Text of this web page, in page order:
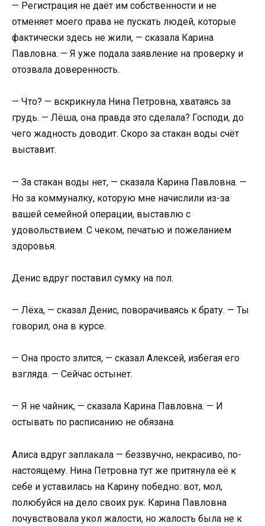
— Регистрация не даёт им собственности и не
отменяет моего права не пускать людей, которые
фактически здесь не жили, — сказала Карина
Павловна. — Я уже подала заявление на проверку и
отозвала доверенность.
— Что? — вскрикнула Нина Петровна, хватаясь за
грудь. — Лёша, она правда это сделала? Господи, до
чего жадность доводит. Скоро за стакан воды счёт
выставит.
— За стакан воды нет, — сказала Карина Павловна. —
Но за коммуналку, которую мне начислили из-за
вашей семейной операции, выставлю с
удовольствием. С чеком, печатью и пожеланием
здоровья.
Денис вдруг поставил сумку на пол.
— Лёха, — сказал Денис, поворачиваясь к брату. — Ты
говорил, она в курсе.
— Она просто злится, — сказал Алексей, избегая его
взгляда. — Сейчас остынет.
— Я не чайник, — сказала Карина Павловна. — И
остывать по расписанию не обязана.
Алиса вдруг заплакала — беззвучно, некрасиво, по-
настоящему. Нина Петровна тут же притянула её к
себе и уставилась на Карину победно: вот, мол,
полюбуйся на дело своих рук. Карина Павловна
почувствовала укол жалости, но жалость была не к